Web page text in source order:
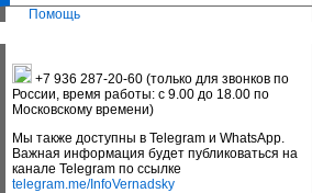
Помощь
+7 936 287-20-60 (только для звонков по
России, время работы: с 9.00 до 18.00 по
Московскому времени)
Мы также доступны в Telegram и WhatsApp.
Важная информация будет публиковаться на
канале Telegram по ссылке
telegram.me/InfoVernadsky